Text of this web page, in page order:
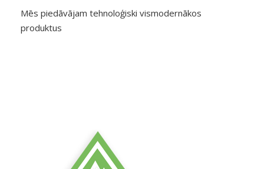
Mēs piedāvājam tehnoloģiski vismodernākos
produktus